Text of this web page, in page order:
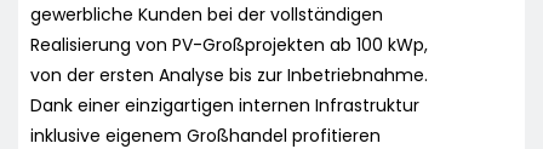
gewerbliche Kunden bei der vollständigen
Realisierung von PV-Großprojekten ab 100 kWp,
von der ersten Analyse bis zur Inbetriebnahme.
Dank einer einzigartigen internen Infrastruktur
inklusive eigenem Großhandel profitieren